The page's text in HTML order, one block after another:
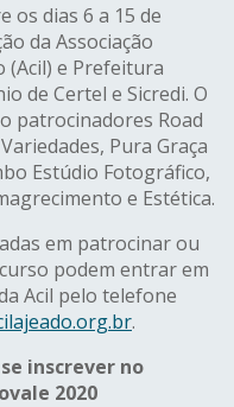
os dias 6 a 15 de
da Associação
(Acil) e Prefeitura
de Certel e Sicredi. O
patrocinadores Road
Pura Graça
Estúdio Fotográfico,
e Estética.
em patrocinar ou
podem entrar em
Acil pelo telefone
.
inscrever no
2020